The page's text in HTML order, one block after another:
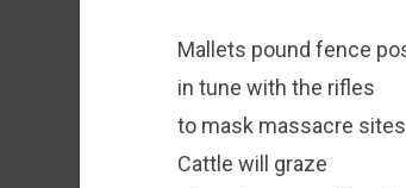
Mallets pound fence
in tune with the rifles
to mask massacre sites
Cattle will graze